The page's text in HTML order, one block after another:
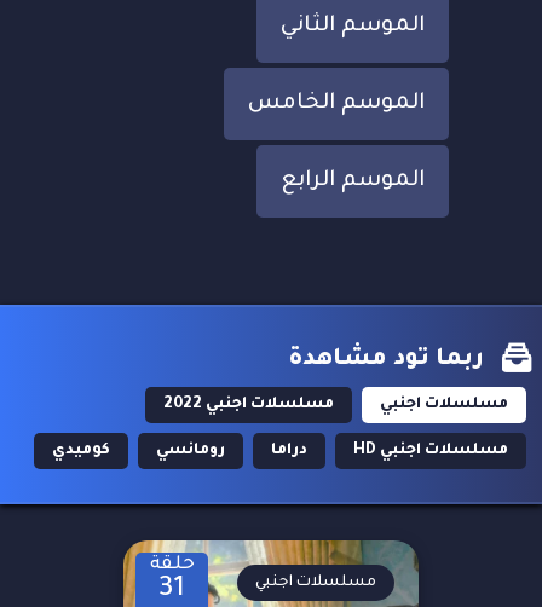
الموسم الثاني
الموسم الخامس
الموسم الرابع
ربما تود مشاهدة
مسلسلات اجنبي مسلسلات اجنبي 2022
مسلسلات اجنبي HD دراما رومانسي كوميدي
حلقة
31 مسلسلات اجنبي